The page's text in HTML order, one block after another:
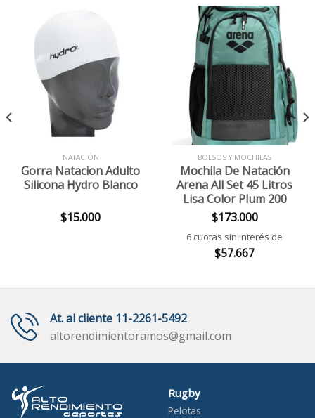
NATACIÓN
Gorra Natacion Adulto
Silicona Hydro Blanco
$15.000
BOLSOS Y MOCHILAS
Mochila De Natación
Arena All Set 45 Litros
Lisa Color Plum 200
$173.000
6 cuotas sin interés de
$57.667
At. al cliente 11-2261-5492
altorendimientoramos@gmail.com
Rugby
Pelotas